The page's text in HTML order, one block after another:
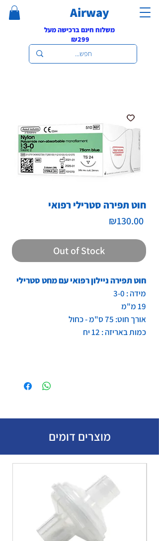
Airway
משלוח חינם ברכישה מעל
₪299
חוט תפירה סטרילי רפואי
₪130.00Price
Out of Stock
חוט תפירה ניילון רפואי עם מחט סטרילי
מידה : 3-0
19 מ"מ
אורך חוט: 75 ס"מ - כחול
כמות באריזה : 12 יח
מוצרים דומים